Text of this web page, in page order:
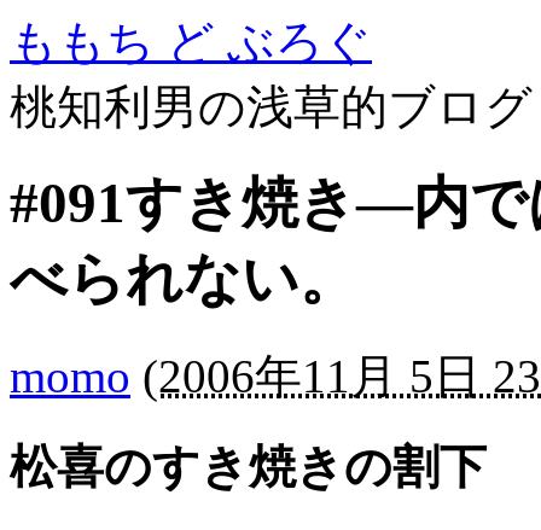
ももち ど ぶろぐ
桃知利男の浅草的ブログ
#091すき焼き―内
べられない。
momo (2006年11月 5日
松喜のすき焼きの割下